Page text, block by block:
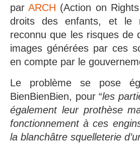
parARCH (Action on
droits des enfants, et le
reconnu que les risques de
images générées par ces
en compte par le
Le problème se pose
BienBienBien, pour “les
également leur prothèse
fonctionnement à ces
la blanchâtre squelleterie